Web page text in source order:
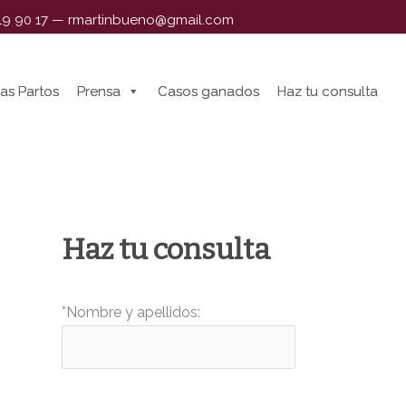
90 17 — rmartinbueno@gmail.com
Partos Prensa Casos ganados Haz tu consulta
Partos Prensa Casos ganados Haz tu consulta
Haz tu consulta
*Nombre y apellidos: